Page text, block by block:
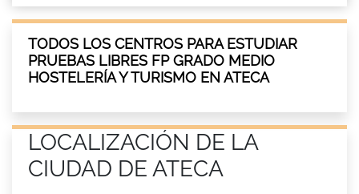
TODOS LOS CENTROS PARA ESTUDIAR
PRUEBAS LIBRES FP GRADO MEDIO
HOSTELERÍA Y TURISMO EN ATECA
LOCALIZACIÓN DE LA
CIUDAD DE ATECA